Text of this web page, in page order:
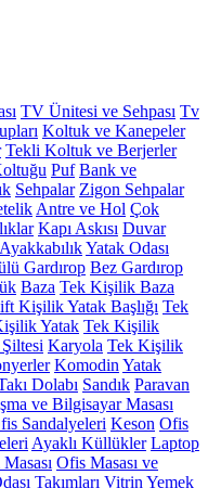
TV Ünitesi ve Sehpası Tv
Koltuk ve Kanepeler
Tekli Koltuk ve Berjerler
Puf Bank ve
Sehpalar Zigon Sehpalar
Antre ve Hol Çok
Kapı Askısı Duvar
AyakkabılıkYatak Odası
Gardırop Bez Gardırop
Baza Tek Kişilik Baza
Kişilik Yatak Başlığı Tek
Yatak Tek Kişilik
Karyola Tek Kişilik
Komodin Yatak
Dolabı Sandık Paravan
ve Bilgisayar Masası
Sandalyeleri Keson Ofis
Ayaklı Küllükler Laptop
Ofis Masası ve
Takımları Vitrin Yemek